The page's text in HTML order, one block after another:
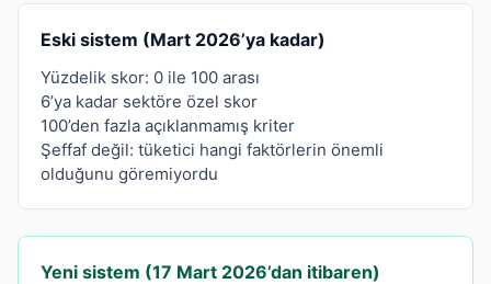
Eski sistem (Mart 2026’ya kadar)
Yüzdelik skor: 0 ile 100 arası
6’ya kadar sektöre özel skor
100’den fazla açıklanmamış kriter
Şeffaf değil: tüketici hangi faktörlerin önemli
olduğunu göremiyordu
Yeni sistem (17 Mart 2026’dan itibaren)